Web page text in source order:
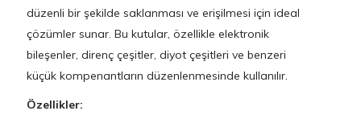
düzenli bir şekilde saklanması ve erişilmesi için ideal
çözümler sunar. Bu kutular, özellikle elektronik
bileşenler, direnç çeşitler, diyot çeşitleri ve benzeri
küçük kompenantların düzenlenmesinde kullanılır.
Özellikler: